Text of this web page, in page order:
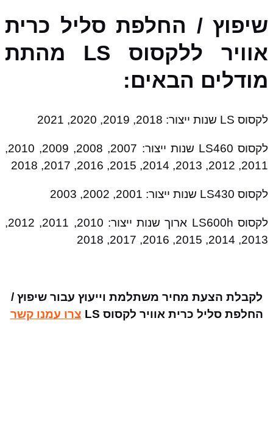
שיפוץ / החלפת סליל כרית
אוויר ללקסוס LS מהתת
מודלים הבאים:
לקסוס LS שנות ייצור: 2018, 2019, 2020, 2021
לקסוס LS460 שנות ייצור: 2007, 2008, 2009, 2010,
2011, 2012, 2013, 2014, 2015, 2016, 2017, 2018
לקסוס LS430 שנות ייצור: 2001, 2002, 2003
לקסוס LS600h ארוך שנות ייצור: 2010, 2011, 2012,
2013, 2014, 2015, 2016, 2017, 2018
לקבלת הצעת מחיר משתלמת וייעוץ עבור שיפוץ /
החלפת סליל כרית אוויר לקסוס LS
צרו עמנו קשר